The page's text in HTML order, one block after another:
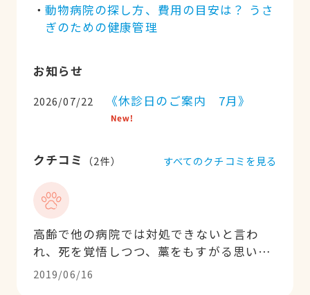
動物病院の探し方、費用の目安は？ うさ
ぎのための健康管理
お知らせ
2026/07/22 《休診日のご案内 7月》
クチコミ （2件）
高齢で他の病院では対処できないと言わ
れ、死を覚悟しつつ、藁をもすがる思いで
セカンドオピニオンをお願いして、結果4
年通いました。漢方や鍼灸がなければ、う
2019/06/16
すべてのクチコミを見る